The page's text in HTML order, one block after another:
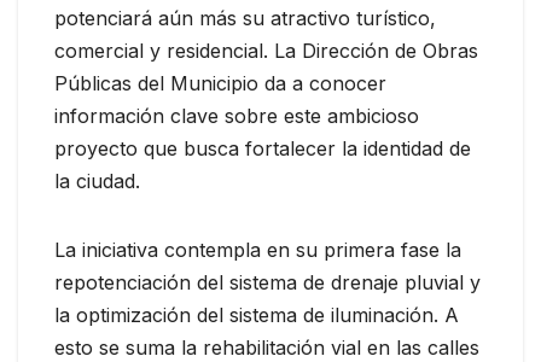
potenciará aún más su atractivo turístico,
comercial y residencial. La Dirección de Obras
Públicas del Municipio da a conocer
información clave sobre este ambicioso
proyecto que busca fortalecer la identidad de
la ciudad.
La iniciativa contempla en su primera fase la
repotenciación del sistema de drenaje pluvial y
la optimización del sistema de iluminación. A
esto se suma la rehabilitación vial en las calles